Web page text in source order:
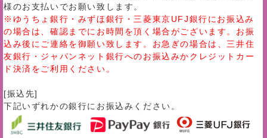
様のお支払いでお願い致します。
※ゆうちょ銀行・みずほ銀行・三菱東京UFJ銀行にお振込み
の場合は、確認までにお時間を頂く場合がございます。お振
込み後にご連絡を御願い致します。お急ぎの場合は、三井住
友銀行・ジャパンネット銀行へのお振込みかクレジットカー
ド決済をご利用ください。
[振込先]
下記いずれかの銀行にお振込みください。